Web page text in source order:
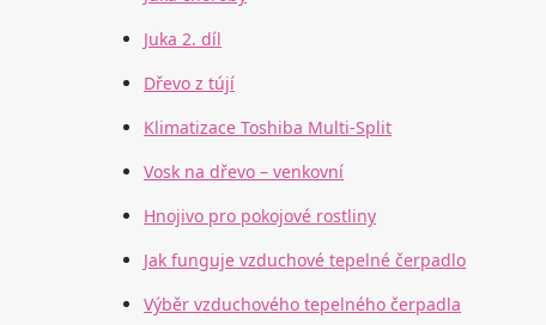
Juka 2. díl
Dřevo z tújí
Klimatizace Toshiba Multi-Split
Vosk na dřevo – venkovní
Hnojivo pro pokojové rostliny
Jak funguje vzduchové tepelné čerpadlo
Výběr vzduchového tepelného čerpadla